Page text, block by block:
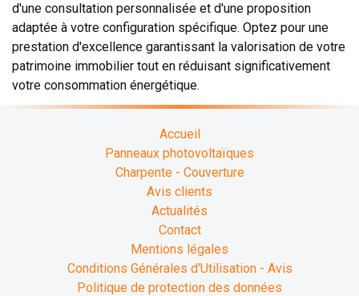
d'une consultation personnalisée et d'une proposition
adaptée à votre configuration spécifique. Optez pour une
prestation d'excellence garantissant la valorisation de votre
patrimoine immobilier tout en réduisant significativement
votre consommation énergétique.
Accueil
Panneaux photovoltaïques
Charpente - Couverture
Avis clients
Actualités
Contact
Mentions légales
Conditions Générales d'Utilisation - Avis
Politique de protection des données